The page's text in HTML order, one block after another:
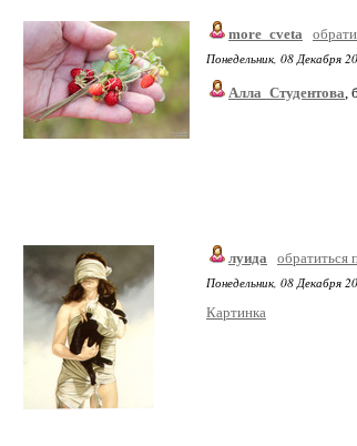
more_cveta
Понедельник, 08 Декабря
Алла_Студентова,
луида
обратиться
Понедельник, 08 Декабря
Картинка